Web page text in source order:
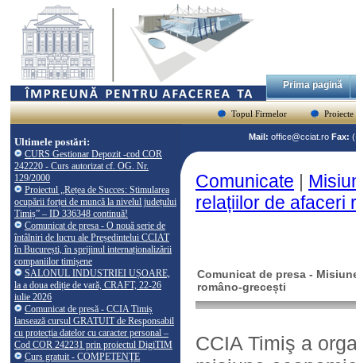
Prima pagină
Topul Firmelor Proiecte
Ultimele postări:
CURS Gestionar Depozit -cod COR
242220 - Curs autorizat cf. OG. Nr.
129/2000
Proiectul „Rețea de Succes: Stimularea
ocupării forței de muncă la nivelul județului
Timiș” – ID 336348 continuă!
Comunicat de presa - O nouă serie de
întâlniri de lucru ale Președintelui CCIAT
în București, în sprijinul internaționalizării
companiilor timișene
SALONUL INDUSTRIEI UȘOARE,
la a doua ediție de vară, CRAFT, 22-26
iulie 2026
Comunicat de presă - CCIA Timiș
lansează cursul GRATUIT de Responsabil
cu protecția datelor cu caracter personal –
Cod COR 242231 prin proiectul DigiTIM
Curs gratuit - COMPETENŢE
Mail: office@cciat.ro Fax:
Comunicate |
relațiilor de afaceri
Comunicat de presa -
româno-grecești
CCIA Timiş a